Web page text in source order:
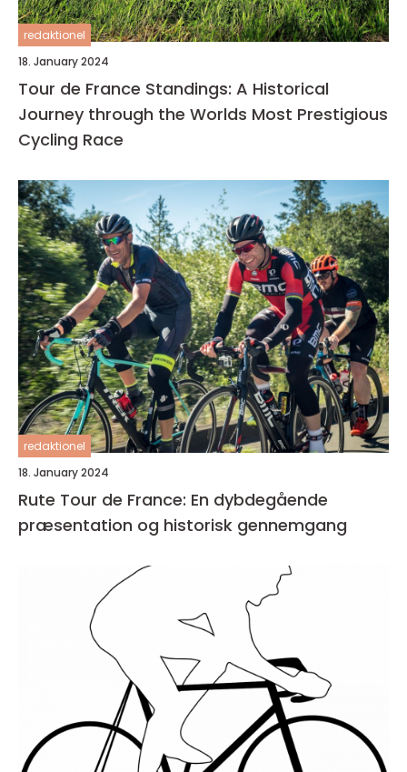
redaktionel
18. January 2024
Tour de France Standings: A Historical
Journey through the Worlds Most Prestigious
Cycling Race
redaktionel
18. January 2024
Rute Tour de France: En dybdegående
præsentation og historisk gennemgang